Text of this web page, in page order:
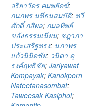
จริยาวัตร คมพยัคฆ์;
กนกพร นทีธนสมบัติ; ทวี
ศักดิ์ กสิผล; กมลทิพย์
ขลังธรรมเนียม; ชฎาภา
ประเสริฐทรง; นภาพร
แก้วนิมิตชัย; วนิดา ดุ
รงค์ฤทธิชัย; Jariyawat
Kompayak; Kanokporn
Nateetanasombat;
Taweesak Kasiphol;